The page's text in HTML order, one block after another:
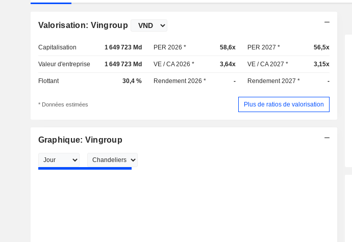
Valorisation: Vingroup
Capitalisation 1 649 723 Md PER 2026 * 58,6x PER 2027 * 56,5x
Valeur d'entreprise 1 649 723 Md VE / CA 2026 * 3,64x VE / CA 2027 * 3,15x
Flottant 30,4 % Rendement 2026 * - Rendement 2027 * -
* Données estimées Plus de ratios de valorisation
Graphique: Vingroup